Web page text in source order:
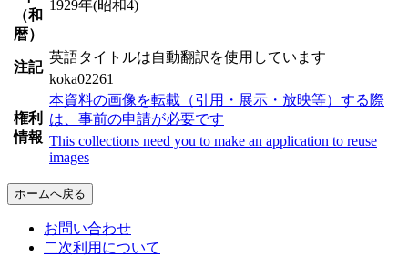
（和
暦）
1929年(昭和4)
注記
英語タイトルは自動翻訳を使用しています
koka02261
権利
情報
本資料の画像を転載（引用・展示・放映等）する際
は、事前の申請が必要です
This collections need you to make an application to reuse
images
ホームへ戻る
お問い合わせ
二次利用について